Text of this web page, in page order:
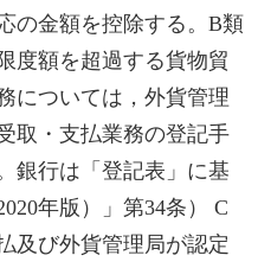
の金額を控除する。B類
度額を超過する貨物貿
については，外貨管理
取・支払業務の登記手
銀行は「登記表」に基
年版）」第34条） C
及び外貨管理局が認定